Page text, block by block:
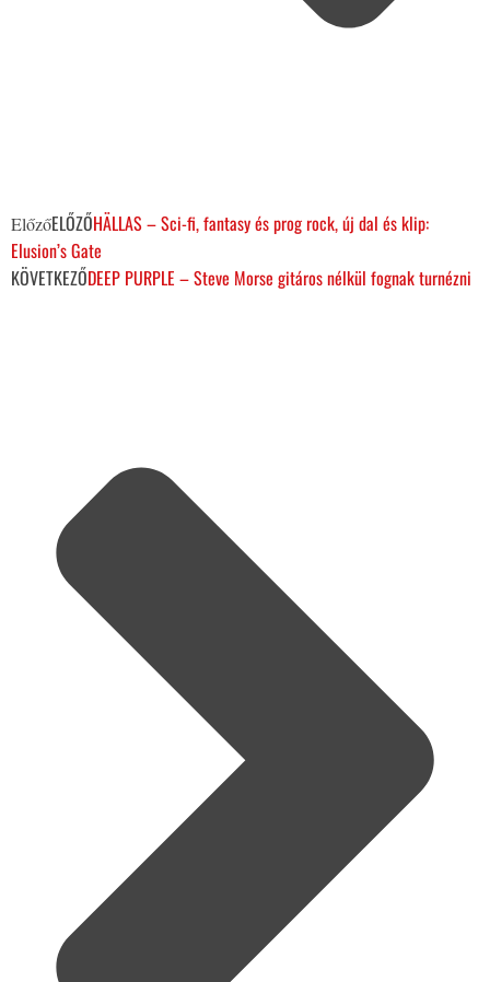
ElőzőELŐZŐHÄLLAS – Sci-fi, fantasy és prog rock, új dal és klip:
Elusion’s Gate
KÖVETKEZŐDEEP PURPLE – Steve Morse gitáros nélkül fognak turnézni